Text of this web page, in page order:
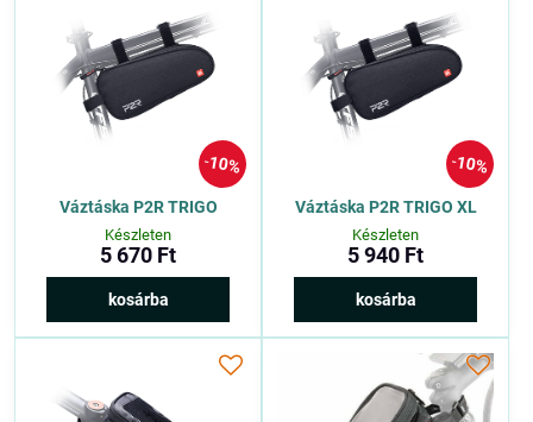
10%
Váztáska P2R TRIGO
Készleten
5 670 Ft
kosárba
10%
Váztáska P2R TRIGO XL
Készleten
5 940 Ft
kosárba